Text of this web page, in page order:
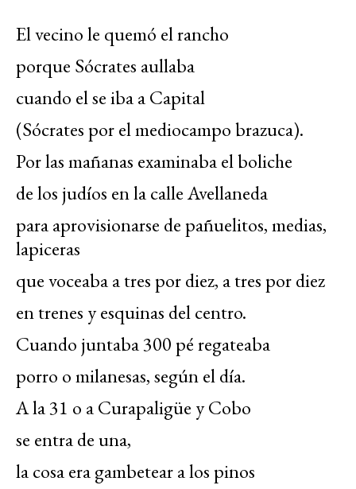
El vecino le quemó el rancho
porque Sócrates aullaba
cuando el se iba a Capital
(Sócrates por el mediocampo brazuca).
Por las mañanas examinaba el boliche
de los judíos en la calle Avellaneda
para aprovisionarse de pañuelitos, medias,
lapiceras
que voceaba a tres por diez, a tres por diez
en trenes y esquinas del centro.
Cuando juntaba 300 pé regateaba
porro o milanesas, según el día.
A la 31 o a Curapaligüe y Cobo
se entra de una,
la cosa era gambetear a los pinos